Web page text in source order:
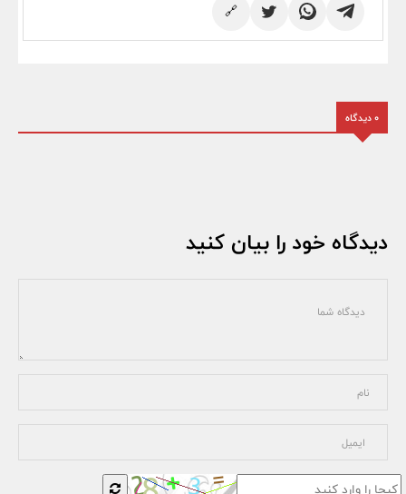
🔗
0 دیدگاه
دیدگاه خود را بیان کنید